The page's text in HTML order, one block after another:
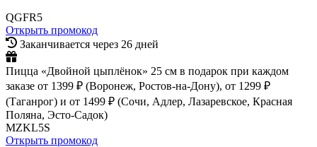
QGFR5
Открыть промокод
Заканчивается через 26 дней
Пицца «Двойной цыплёнок» 25 см в подарок при каждом
заказе от 1399 ₽ (Воронеж, Ростов-на-Дону), от 1299 ₽
(Таганрог) и от 1499 ₽ (Сочи, Адлер, Лазаревское, Красная
Поляна, Эсто-Садок)
MZKL5S
Открыть промокод